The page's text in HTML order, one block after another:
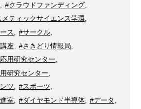
#クラウドファンディング,
メティックサイエンス学環,
ス
#サークル,
座
#さきどり情報局
用研究センター
研究センター
ツ
#スポーツ
室
#ダイヤモンド半導体, #データ